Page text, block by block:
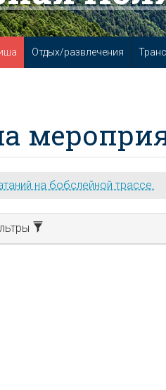
Отдых/развлечения
на бобслейной трассе.